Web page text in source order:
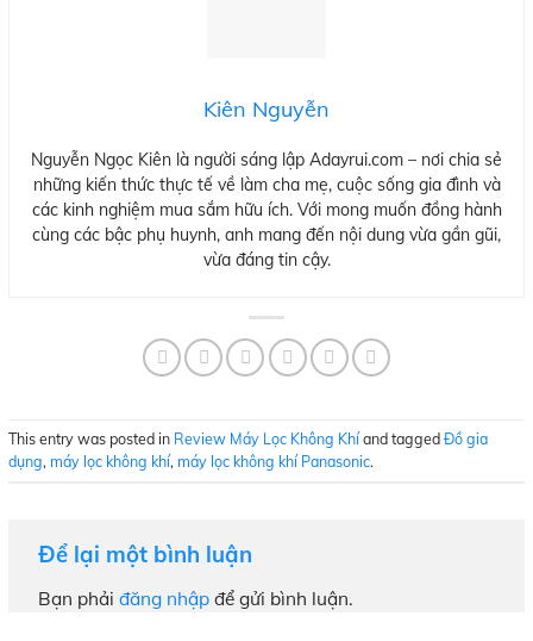
Kiên Nguyễn
Nguyễn Ngọc Kiên là người sáng lập Adayrui.com – nơi chia sẻ
những kiến thức thực tế về làm cha mẹ, cuộc sống gia đình và
các kinh nghiệm mua sắm hữu ích. Với mong muốn đồng hành
cùng các bậc phụ huynh, anh mang đến nội dung vừa gần gũi,
vừa đáng tin cậy.
This entry was posted in Review Máy Lọc Không Khí and tagged Đồ gia
dụng, máy lọc không khí, máy lọc không khí Panasonic.
Để lại một bình luận
Bạn phải đăng nhập để gửi bình luận.